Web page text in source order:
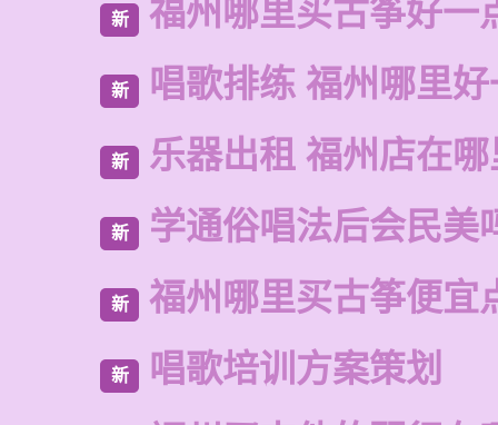
新 福州哪里买古筝好一
新 唱歌排练 福州哪里
新 乐器出租 福州店在
新 学通俗唱法后会民美
新 福州哪里买古筝便宜
新 唱歌培训方案策划